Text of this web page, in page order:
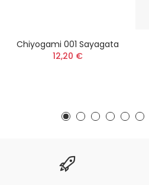
Chiyogami 001 Sayagata
12,20 €